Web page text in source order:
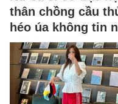
thân chồng cầu
héo úa không tin